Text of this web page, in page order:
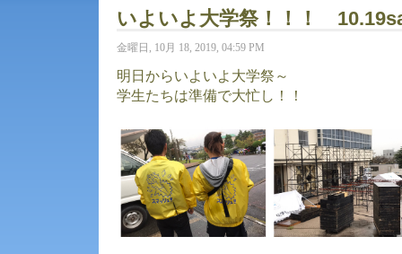
いよいよ大学祭！！！
金曜日, 10月 18, 2019, 04:59 PM
明日からいよいよ大学祭～
学生たちは準備で大忙し！！